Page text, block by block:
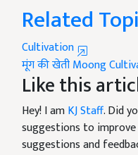
Related
Cultivation
मूंग की खेतीMoong
Like this
Hey! I amKJ Staff. Did
suggestions to
suggestions and